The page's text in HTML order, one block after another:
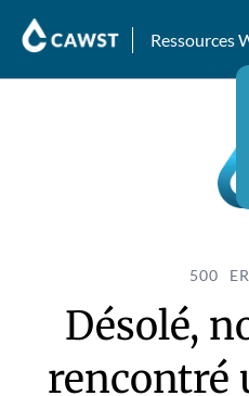
Ressources
500
Désolé,
rencontré